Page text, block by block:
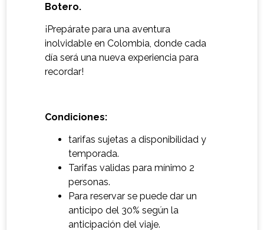
Botero.
¡Prepárate para una aventura
inolvidable en Colombia, donde cada
día será una nueva experiencia para
recordar!
Condiciones:
tarifas sujetas a disponibilidad y
temporada.
Tarifas validas para mínimo 2
personas.
Para reservar se puede dar un
anticipo del 30% según la
anticipación del viaje.